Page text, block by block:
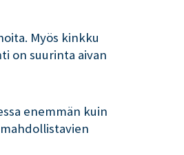
Myös kinkku
on suurinta aivan
enemmän kuin